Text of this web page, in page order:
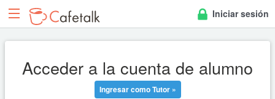
Iniciar sesión
Acceder a la cuenta de alumno
Ingresar como Tutor »